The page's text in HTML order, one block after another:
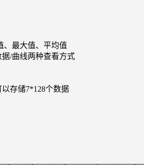
、最大值、平均值
据/曲线两种查看方式
以存储7*128个数据